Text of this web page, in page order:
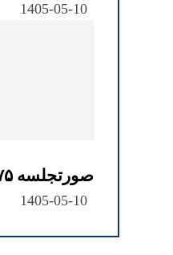
1405-05-10
صورتجلسه ۷۵ – دوره سیزدهم
1405-05-10